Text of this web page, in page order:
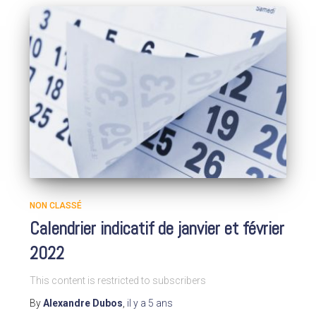
NON CLASSÉ
Calendrier indicatif de janvier et février
2022
This content is restricted to subscribers
ByAlexandre Dubos il y a 5 ans